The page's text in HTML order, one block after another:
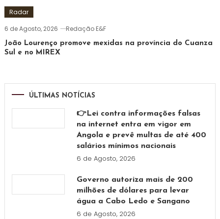
Radar
6 de Agosto, 2026
Redação E&F
João Lourenço promove mexidas na província do Cuanza
Sul e no MIREX
ÚLTIMAS NOTÍCIAS
👉Lei contra informações falsas
na internet entra em vigor em
Angola e prevê multas de até 400
salários mínimos nacionais
6 de Agosto, 2026
Governo autoriza mais de 200
milhões de dólares para levar
água a Cabo Ledo e Sangano
6 de Agosto, 2026